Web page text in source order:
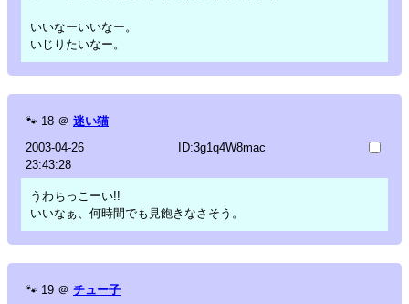
いいなーいいなー。
いじりたいなー。
🐾 18 ＠ 迷い猫
2003-04-26
23:43:28
ID:3g1q4W8mac
うわちっこーい!!
いいなぁ、何時間でも見飽きなさそう。
🐾 19 ＠ チュー子